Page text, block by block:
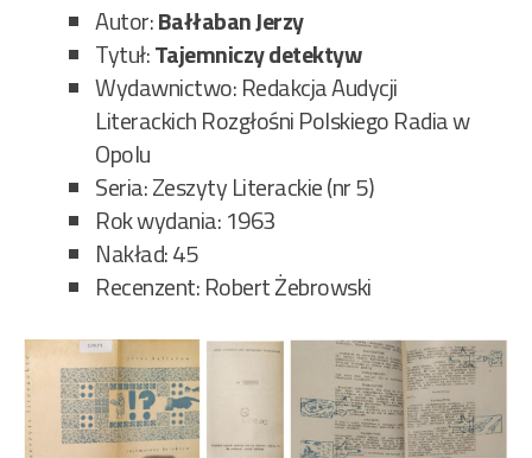
Autor:Bałłaban Jerzy
Tytuł:Tajemniczy detektyw
Wydawnictwo: Redakcja Audycji
Literackich Rozgłośni Polskiego Radia w
Opolu
Seria: Zeszyty Literackie (nr 5)
Rok wydania: 1963
Nakład: 45
Recenzent: Robert Żebrowski